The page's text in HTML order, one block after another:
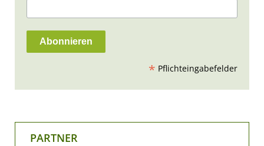
* Pflichteingabefelder
PARTNER